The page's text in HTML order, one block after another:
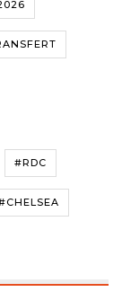
#RDC